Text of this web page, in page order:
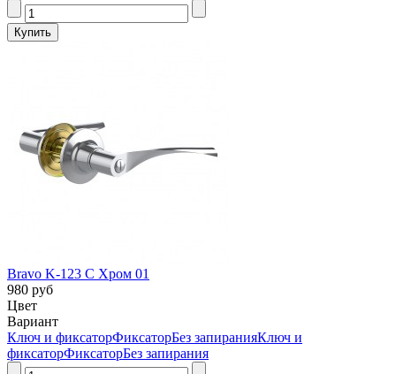
Bravo K-123 C Хром 01
980 руб
Цвет
Вариант
Ключ и фиксаторФиксаторБез запиранияКлюч и
фиксаторФиксаторБез запирания